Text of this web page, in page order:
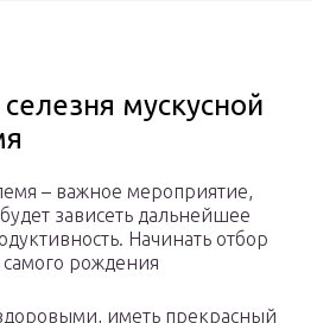
мускусной
– важное мероприятие,
зависеть дальнейшее
Начинать отбор
самого рождения
иметь прекрасный